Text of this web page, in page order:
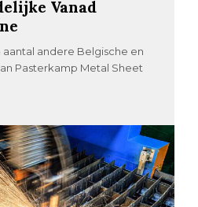
Vanad
andere Belgische en
Pasterkamp Metal Sheet